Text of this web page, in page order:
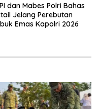
dan Mabes Polri Bahas
Jelang Perebutan
Emas Kapolri 2026